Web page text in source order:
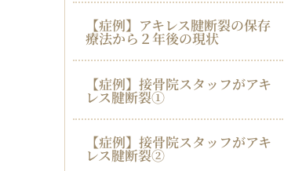
【症例】アキレス腱断裂の保存
療法から２年後の現状
【症例】接骨院スタッフがアキ
レス腱断裂①
【症例】接骨院スタッフがアキ
レス腱断裂②